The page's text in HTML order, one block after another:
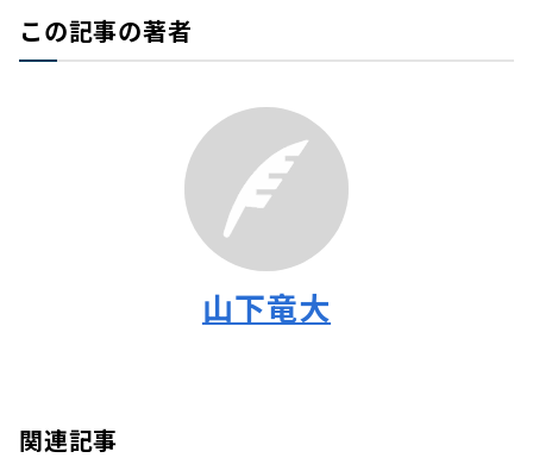
この記事の著者
山下竜大
関連記事